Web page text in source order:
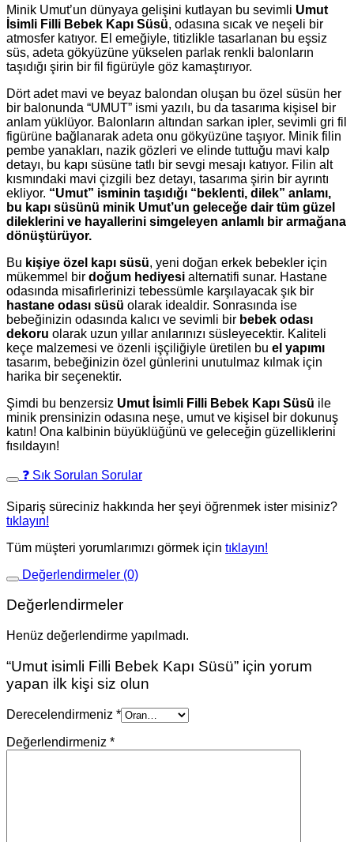
Minik Umut’un dünyaya gelişini kutlayan bu sevimli Umut
İsimli Filli Bebek Kapı Süsü, odasına sıcak ve neşeli bir
atmosfer katıyor. El emeğiyle, titizlikle tasarlanan bu eşsiz
süs, adeta gökyüzüne yükselen parlak renkli balonların
taşıdığı şirin bir fil figürüyle göz kamaştırıyor.
Dört adet mavi ve beyaz balondan oluşan bu özel süsün her
bir balonunda “UMUT” ismi yazılı, bu da tasarıma kişisel bir
anlam yüklüyor. Balonların altından sarkan ipler, sevimli gri fil
figürüne bağlanarak adeta onu gökyüzüne taşıyor. Minik filin
pembe yanakları, nazik gözleri ve elinde tuttuğu mavi kalp
detayı, bu kapı süsüne tatlı bir sevgi mesajı katıyor. Filin alt
kısmındaki mavi çizgili bez detayı, tasarıma şirin bir ayrıntı
ekliyor. “Umut” isminin taşıdığı “beklenti, dilek” anlamı,
bu kapı süsünü minik Umut’un geleceğe dair tüm güzel
dileklerini ve hayallerini simgeleyen anlamlı bir armağana
dönüştürüyor.
Bu kişiye özel kapı süsü, yeni doğan erkek bebekler için
mükemmel bir doğum hediyesi alternatifi sunar. Hastane
odasında misafirlerinizi tebessümle karşılayacak şık bir
hastane odası süsü olarak idealdir. Sonrasında ise
bebeğinizin odasında kalıcı ve sevimli bir bebek odası
dekoru olarak uzun yıllar anılarınızı süsleyecektir. Kaliteli
keçe malzemesi ve özenli işçiliğiyle üretilen bu el yapımı
tasarım, bebeğinizin özel günlerini unutulmaz kılmak için
harika bir seçenektir.
Şimdi bu benzersiz Umut İsimli Filli Bebek Kapı Süsü ile
minik prensinizin odasına neşe, umut ve kişisel bir dokunuş
katın! Ona kalbinin büyüklüğünü ve geleceğin güzelliklerini
fısıldayın!
❓ Sık Sorulan Sorular
Sipariş süreciniz hakkında her şeyi öğrenmek ister misiniz?
tıklayın!
Tüm müşteri yorumlarımızı görmek için tıklayın!
Değerlendirmeler (0)
Değerlendirmeler
Henüz değerlendirme yapılmadı.
“Umut isimli Filli Bebek Kapı Süsü” için yorum
yapan ilk kişi siz olun
Derecelendirmeniz *
Değerlendirmeniz *